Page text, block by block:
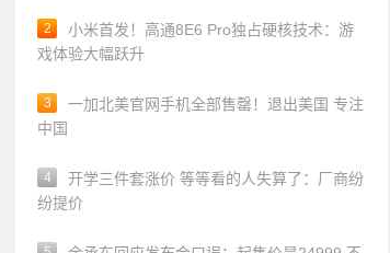
2
小米首发！高通8E6 Pro独占硬核技术：游
戏体验大幅跃升
3
一加北美官网手机全部售罄！退出美国 专注
中国
4
开学三件套涨价 等等看的人失算了：厂商纷
纷提价